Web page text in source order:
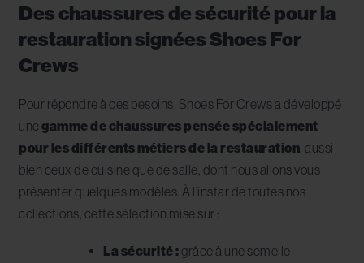
Des chaussures de sécurité pour la
restauration signées Shoes For
Crews
Pour répondre à ces besoins, Shoes For Crews a développé
unegamme de chaussures pensée spécialement
pour les différents métiers de la restauration , aussi
bien ceux de cuisine que de salle, dont nous allons vous
présenter quelques modèles. À l’instar de toutes nos
collections, cette sélection mise sur :
La sécurité :grâce à une semelle